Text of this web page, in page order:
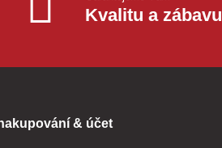
Kvalitu a zábavu
& účet